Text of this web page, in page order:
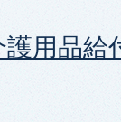
用品給